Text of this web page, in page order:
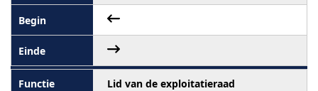
Lid van de exploitatieraad